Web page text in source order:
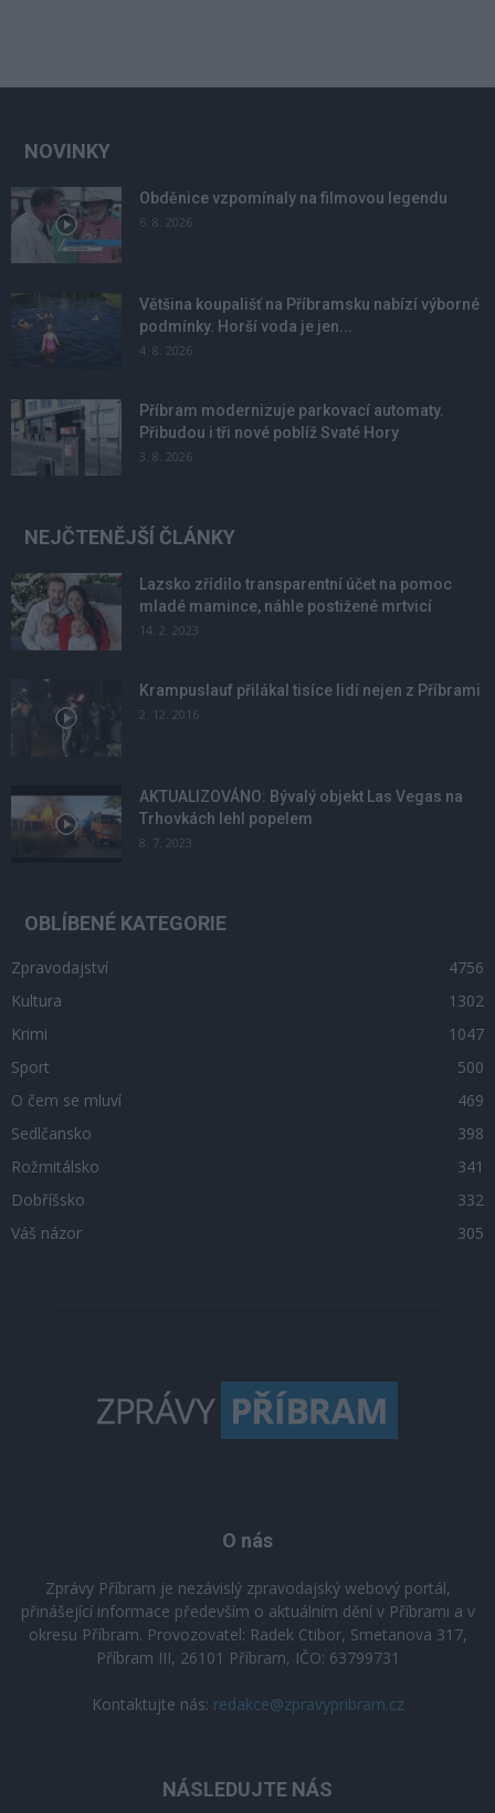
NOVINKY
Obděnice vzpomínaly na filmovou legendu
6. 8. 2026
Většina koupališť na Příbramsku nabízí výborné
podmínky. Horší voda je jen...
4. 8. 2026
Příbram modernizuje parkovací automaty.
Přibudou i tři nové poblíž Svaté Hory
3. 8. 2026
NEJČTENĚJŠÍ ČLÁNKY
Lazsko zřídilo transparentní účet na pomoc
mladé mamince, náhle postižené mrtvicí
14. 2. 2023
Krampuslauf přilákal tisíce lidí nejen z Příbrami
2. 12. 2016
AKTUALIZOVÁNO: Bývalý objekt Las Vegas na
Trhovkách lehl popelem
8. 7. 2023
OBLÍBENÉ KATEGORIE
Zpravodajství
4756
Kultura
1302
Krimi
1047
Sport
500
O čem se mluví
469
Sedlčansko
398
Rožmitálsko
341
Dobříšsko
332
Váš názor
305
O nás
Zprávy Příbram je nezávislý zpravodajský webový portál,
přinášející informace především o aktuálním dění v Příbrami a v
okresu Příbram. Provozovatel: Radek Ctibor, Smetanova 317,
Příbram III, 26101 Příbram, IČO: 63799731
Kontaktujte nás: redakce@zpravypribram.cz
NÁSLEDUJTE NÁS